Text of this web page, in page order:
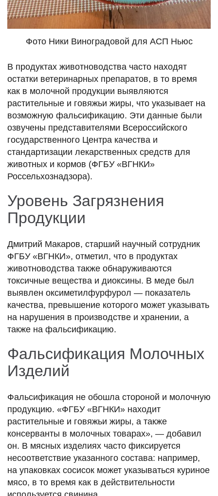
Фото Ники Виноградовой для АСП Ньюс
В продуктах животноводства часто находят
остатки ветеринарных препаратов, в то время
как в молочной продукции выявляются
растительные и говяжьи жиры, что указывает на
возможную фальсификацию. Эти данные были
озвучены представителями Всероссийского
государственного Центра качества и
стандартизации лекарственных средств для
животных и кормов (ФГБУ «ВГНКИ»
Россельхознадзора).
Уровень Загрязнения
Продукции
Дмитрий Макаров, старший научный сотрудник
ФГБУ «ВГНКИ», отметил, что в продуктах
животноводства также обнаруживаются
токсичные вещества и диоксины. В меде был
выявлен оксиметилфурфурол — показатель
качества, превышение которого может указывать
на нарушения в производстве и хранении, а
также на фальсификацию.
Фальсификация Молочных
Изделий
Фальсификация не обошла стороной и молочную
продукцию. «ФГБУ «ВГНКИ» находит
растительные и говяжьи жиры, а также
консерванты в молочных товарах», — добавил
он. В мясных изделиях часто фиксируется
несоответствие указанного состава: например,
на упаковках сосисок может указываться куриное
мясо, в то время как в действительности